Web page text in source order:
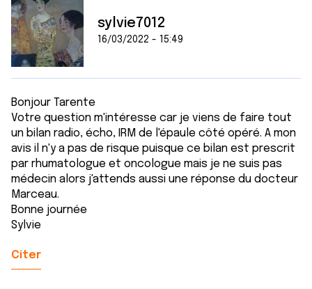
sylvie7012
16/03/2022 - 15:49
Bonjour Tarente
Votre question m'intéresse car je viens de faire tout
un bilan radio, écho, IRM de l'épaule côté opéré. A mon
avis il n'y a pas de risque puisque ce bilan est prescrit
par rhumatologue et oncologue mais je ne suis pas
médecin alors j'attends aussi une réponse du docteur
Marceau.
Bonne journée
Sylvie
Citer